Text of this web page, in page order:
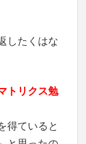
したくはな
トリクス勉
得ていると